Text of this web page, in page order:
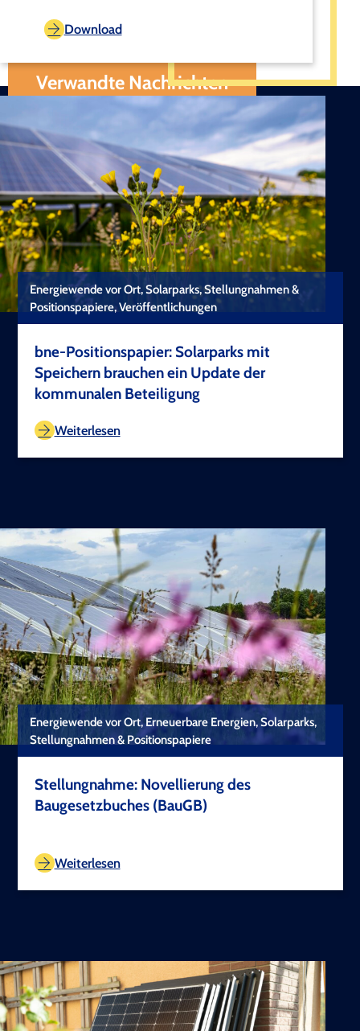
Download
Verwandte Nachrichten
Energiewende vor Ort, Solarparks, Stellungnahmen &
Positionspapiere, Veröffentlichungen
bne-Positionspapier: Solarparks mit
Speichern brauchen ein Update der
kommunalen Beteiligung
Weiterlesen
Energiewende vor Ort, Erneuerbare Energien, Solarparks,
Stellungnahmen & Positionspapiere
Stellungnahme: Novellierung des
Baugesetzbuches (BauGB)
Weiterlesen